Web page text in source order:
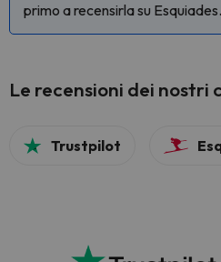
primo a recensirla su
Le recensioni dei nostri
Trustpilot